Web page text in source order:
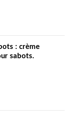
: crème
sabots.